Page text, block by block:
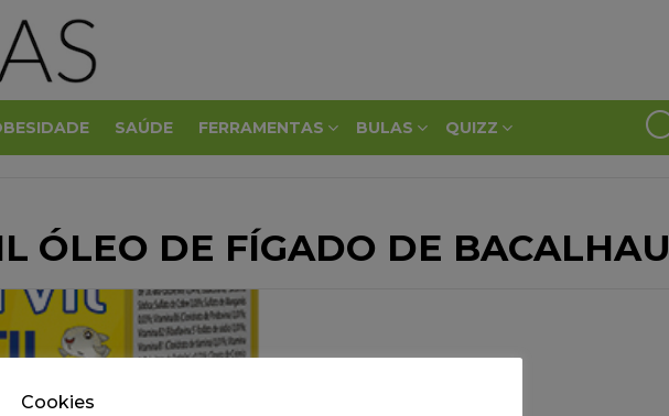
SAÚDE FERRAMENTAS BULAS QUIZZ
ÓLEO DE FÍGADO DE BACALHAU
Cookies